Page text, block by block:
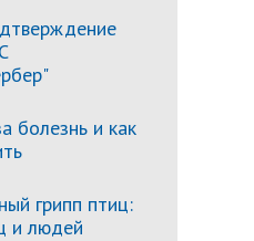
болезнь и как
грипп птиц:
и людей